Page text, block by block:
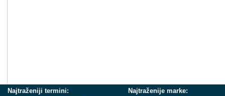
Najtraženiji termini:
Najtraženije marke: